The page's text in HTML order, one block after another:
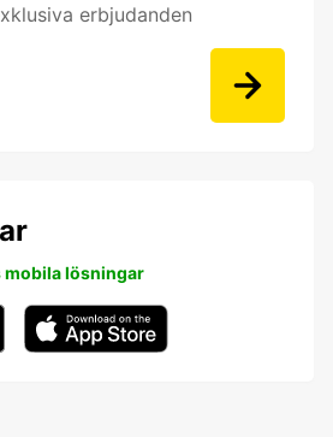
erbjudanden
mobila lösningar